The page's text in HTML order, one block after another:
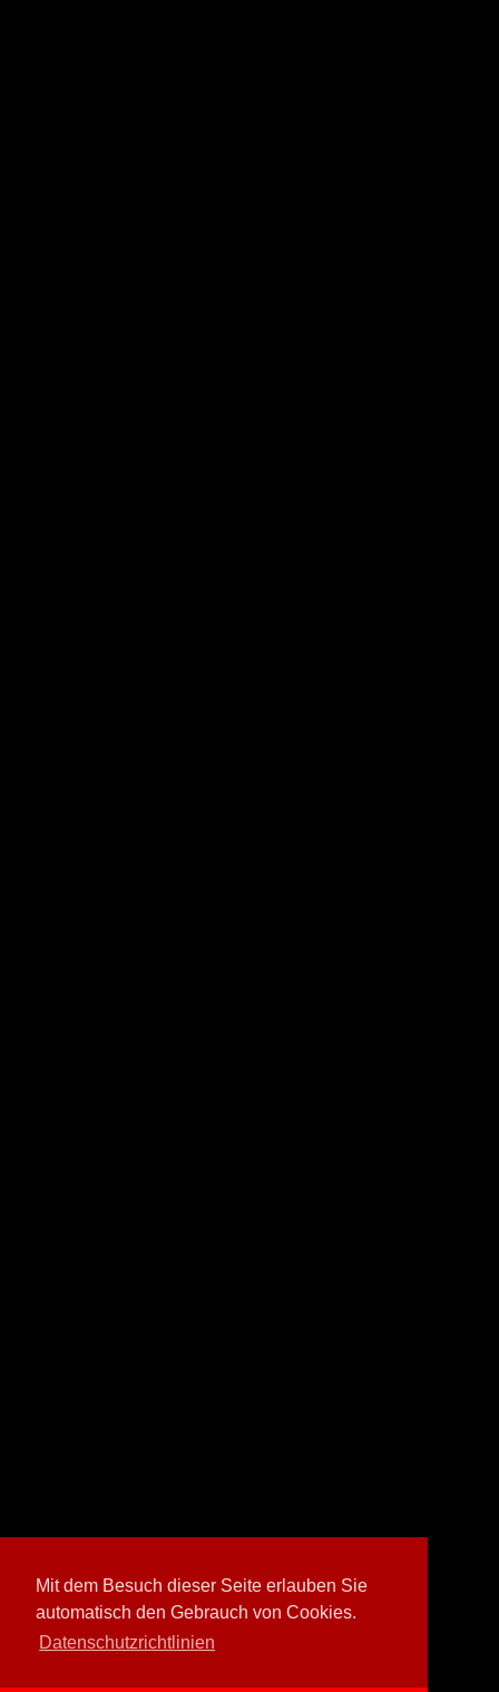
Mit dem Besuch dieser Seite erlauben Sie
automatisch den Gebrauch von Cookies.
Datenschutzrichtlinien